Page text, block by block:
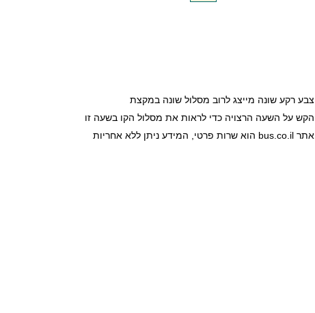
צבע רקע שונה מייצג לרוב מסלול שונה במקצת
הקש על השעה הרצויה כדי לראות את מסלול הקו בשעה זו
אתר bus.co.il הוא שרות פרטי, המידע ניתן ללא אחריות